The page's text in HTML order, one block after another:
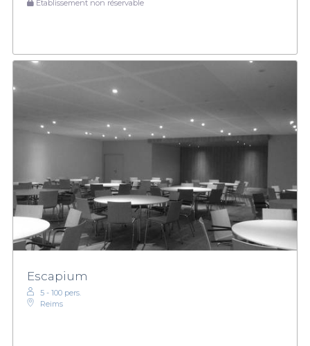
Établissement non réservable
Escapium
5 - 100 pers.
Reims